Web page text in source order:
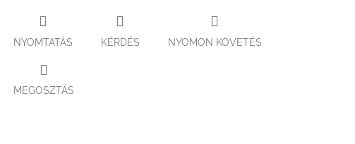
NYOMTATÁS KÉRDÉS NYOMON KÖVETÉS
MEGOSZTÁS